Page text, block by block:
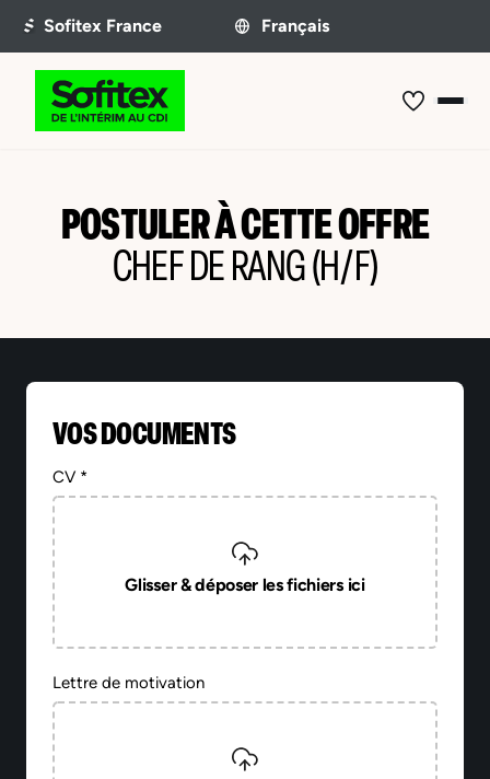
POSTULER À CETTE OFFRE
CHEF DE RANG (H/F)
VOS DOCUMENTS
CV *
Glisser & déposer les fichiers ici
Lettre de motivation